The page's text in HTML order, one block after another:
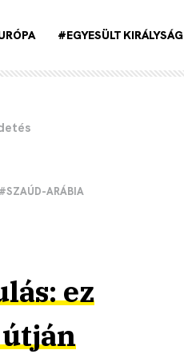
#EGYESÜLT KIRÁLYSÁG
#SZAÚD-ARÁBIA
ez